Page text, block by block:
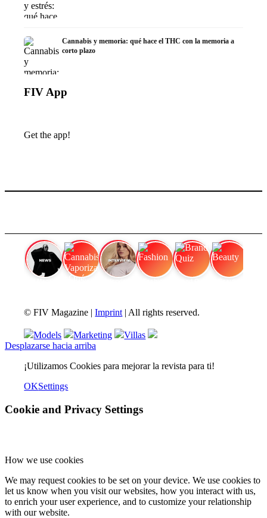
Cannabis y memoria: qué hace el THC con la memoria a
corto plazo
FIV App
Get the app!
© FIV Magazine |Imprint| All rights reserved.
Models Marketing
Villas
Desplazarse hacia arriba
¡Utilizamos Cookies para mejorar la revista para ti!
OKSettings
Cookie and Privacy Settings
How we use cookies
We may request cookies to be set on your device. We use cookies to
let us know when you visit our websites, how you interact with us,
to enrich your user experience, and to customize your relationship
with our website.